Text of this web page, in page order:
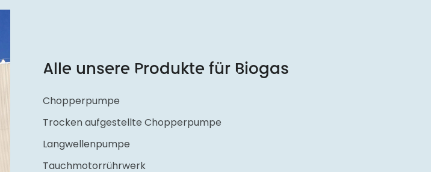
Alle unsere Produkte für Biogas
Chopperpumpe
Trocken aufgestellte Chopperpumpe
Langwellenpumpe
Tauchmotorrührwerk